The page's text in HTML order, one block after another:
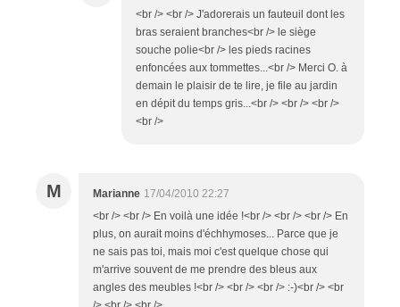
<br /> <br /> J'adorerais un fauteuil dont les
bras seraient branches<br /> le siège
souche polie<br /> les pieds racines
enfoncées aux tommettes...<br /> Merci O. à
demain le plaisir de te lire, je file au jardin
en dépit du temps gris...<br /> <br /> <br />
<br />
M Marianne 17/04/2010 22:27
<br /> <br /> En voilà une idée !<br /> <br /> <br /> En
plus, on aurait moins d'échhymoses... Parce que je
ne sais pas toi, mais moi c'est quelque chose qui
m'arrive souvent de me prendre des bleus aux
angles des meubles !<br /> <br /> <br /> :-)<br /> <br